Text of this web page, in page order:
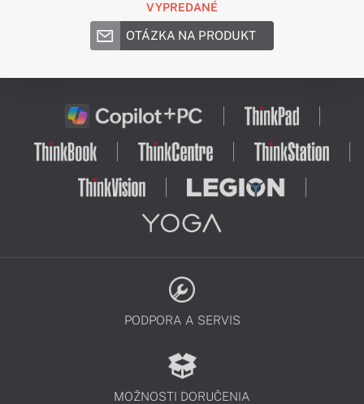
VYPREDANÉ
OTÁZKA NA PRODUKT
PODPORA A SERVIS
MOŽNOSTI DORUČENIA